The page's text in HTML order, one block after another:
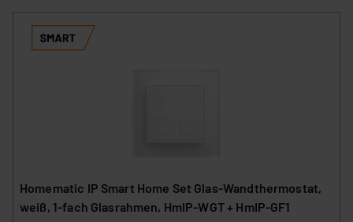
Homematic IP Smart Home Set Glas-Wandthermostat,
weiß, 1-fach Glasrahmen, HmIP-WGT + HmIP-GF1